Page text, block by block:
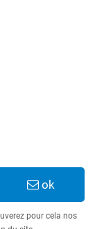
ok
pour cela nos